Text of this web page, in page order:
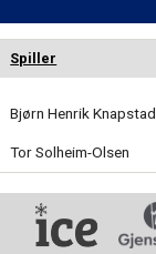
Bjørn Henrik Knapstad
Tor Solheim-Olsen